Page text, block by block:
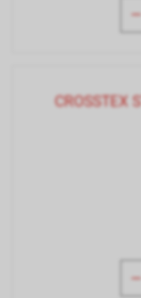
CROSSTEX